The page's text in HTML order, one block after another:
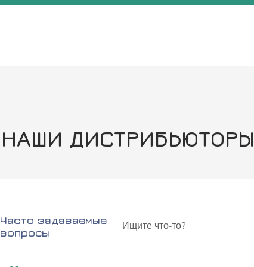
НАШИ ДИСТРИБЬЮТОРЫ
Часто задаваемые
вопросы